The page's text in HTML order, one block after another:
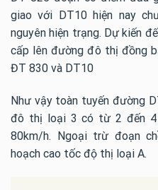
giao với DT10 hiện nay
nguyên hiện trạng. Dự kiến
cấp lên đường đô thị đồng
ĐT 830 và DT10
Như vậy toàn tuyến đường
đô thị loại 3 có từ 2 đến 4
80km/h. Ngoại trừ đoạn
hoạch cao tốc độ thị loại A.